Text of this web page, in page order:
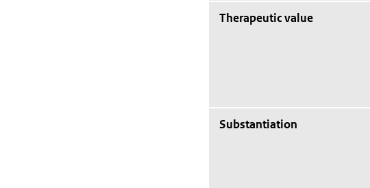
Therapeutic value
Substantiation